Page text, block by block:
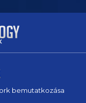
bemutatkozása